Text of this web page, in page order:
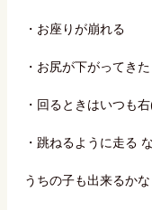
・お座りが崩れる
・お尻が下がってきた
・回るときはいつも
・跳ねるように走る な
うちの子も出来るかな